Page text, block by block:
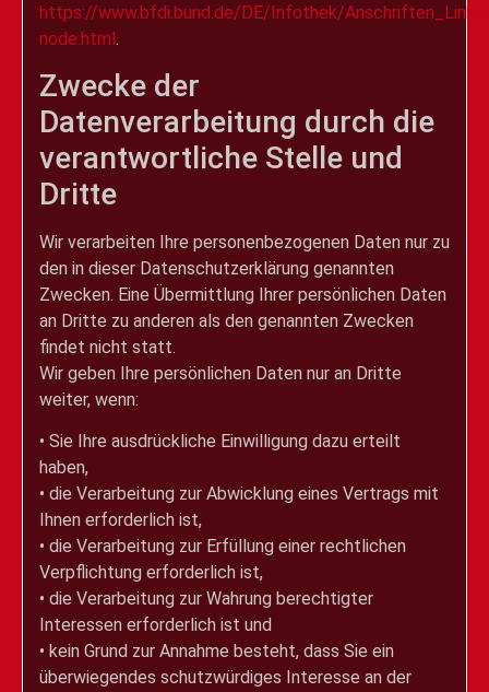
https://www.bfdi.bund.de/DE/Infothek/
node.html.
Zwecke der
Datenverarbeitung durch die
verantwortliche Stelle und
Dritte
Wir verarbeiten Ihre personenbezogenen Daten nur zu
den in dieser Datenschutzerklärung genannten
Zwecken. Eine Übermittlung Ihrer persönlichen Daten
an Dritte zu anderen als den genannten Zwecken
findet nicht statt.
Wir geben Ihre persönlichen Daten nur an Dritte
weiter, wenn:
• Sie Ihre ausdrückliche Einwilligung dazu erteilt
haben,
• die Verarbeitung zur Abwicklung eines Vertrags mit
Ihnen erforderlich ist,
• die Verarbeitung zur Erfüllung einer rechtlichen
Verpflichtung erforderlich ist,
• die Verarbeitung zur Wahrung berechtigter
Interessen erforderlich ist und
• kein Grund zur Annahme besteht, dass Sie ein
überwiegendes schutzwürdiges Interesse an der